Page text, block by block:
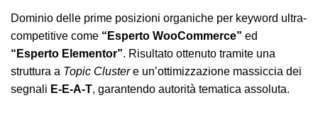
Dominio delle prime posizioni organiche per keyword ultra-
competitive come “Esperto WooCommerce” ed
“Esperto Elementor”. Risultato ottenuto tramite una
struttura a Topic Clustere un’ottimizzazione massiccia dei
segnali E-E-A-T, garantendo autorità tematica assoluta.